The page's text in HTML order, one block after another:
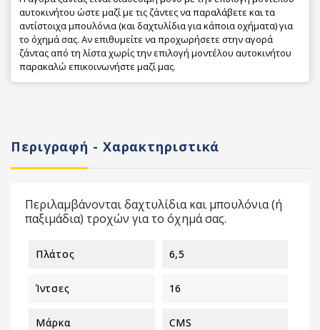
αυτοκινήτου ώστε μαζί με τις ζάντες να παραλάβετε και τα
αντίστοιχα μπουλόνια (και δαχτυλίδια για κάποια οχήματα) για
το όχημά σας. Αν επιθυμείτε να προχωρήσετε στην αγορά
ζάντας από τη λίστα χωρίς την επιλογή μοντέλου αυτοκινήτου
παρακαλώ επικοινωνήστε μαζί μας.
Περιγραφή - Χαρακτηριστικά
Περιλαμβάνονται δαχτυλίδια και μπουλόνια (ή
παξιμάδια) τροχών για το όχημά σας.
Πλάτος 6,5
Ίντσες 16
Μάρκα CMS